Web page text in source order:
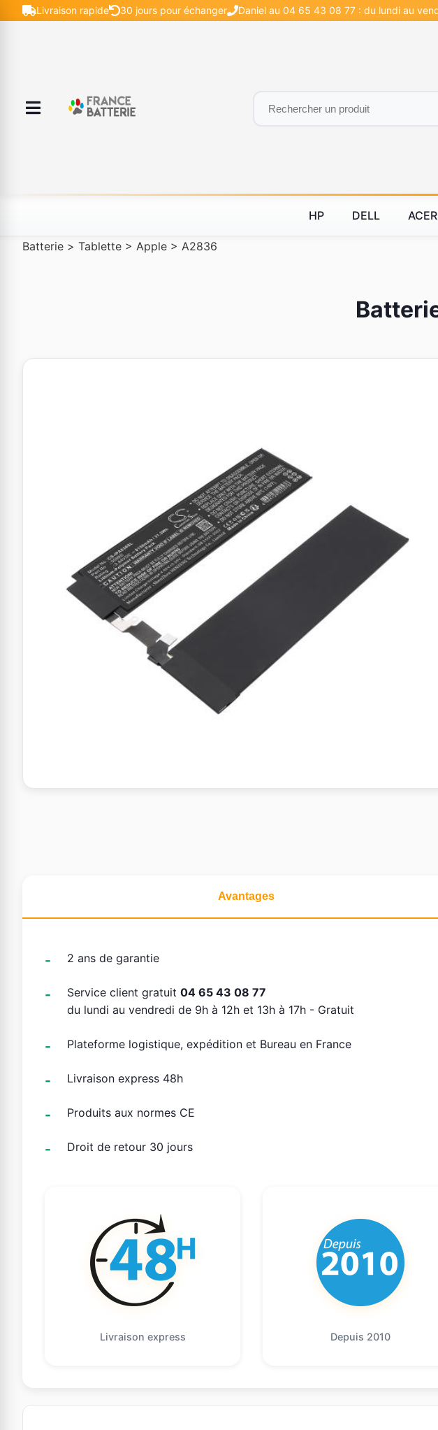
Livraison rapide 30 jours pour échanger Daniel au 04 65 43 08 77 : du lundi au
HP DELL ACER
Batterie > Tablette > Apple > A2836
Avantages
2 ans de garantie
Service client gratuit 04 65 43 08 77
du lundi au vendredi de 9h à 12h et 13h à 17h - Gratuit
Plateforme logistique, expédition et Bureau en France
Livraison express 48h
Produits aux normes CE
Droit de retour 30 jours
Livraison express Depuis 2010